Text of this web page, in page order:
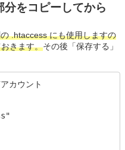
をコピーしてから
.htaccess にも使用しますの
きます。その後「保存する」
カウント